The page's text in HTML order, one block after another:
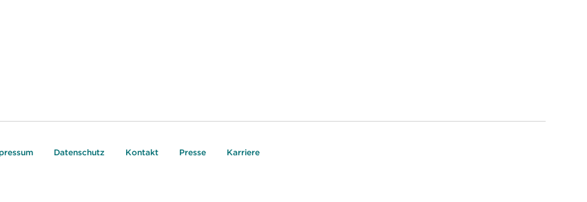
Datenschutz Kontakt Presse Karriere